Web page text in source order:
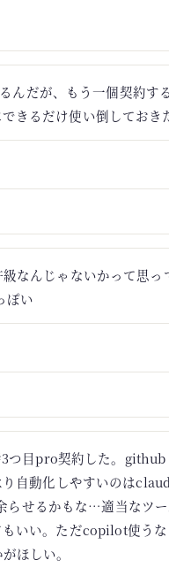
んだが、もう一個契約す
きるだけ使い倒しておき
なんじゃないかって思っ
ぽい
つ目pro契約した。
自動化しやすいのは
せるかもな…適当なツ
いい。ただcopilot使う
ほしい。